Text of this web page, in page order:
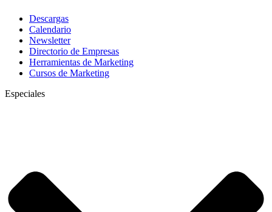
Descargas
Calendario
Newsletter
Directorio de Empresas
Herramientas de Marketing
Cursos de Marketing
Especiales